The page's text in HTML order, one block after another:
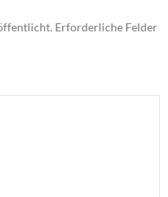
Erforderliche Felder